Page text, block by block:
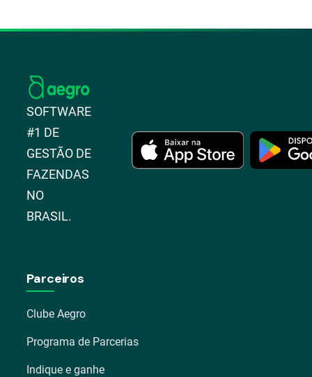
SOFTWARE
#1 DE
GESTÃO DE
FAZENDAS
NO
BRASIL.
Parceiros
Clube Aegro
Programa de Parcerias
Indique e ganhe